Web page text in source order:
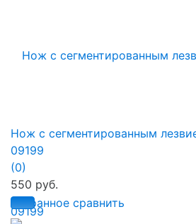
избранное сравнить
Нож с сегментированным
09199
(0)
550 руб.